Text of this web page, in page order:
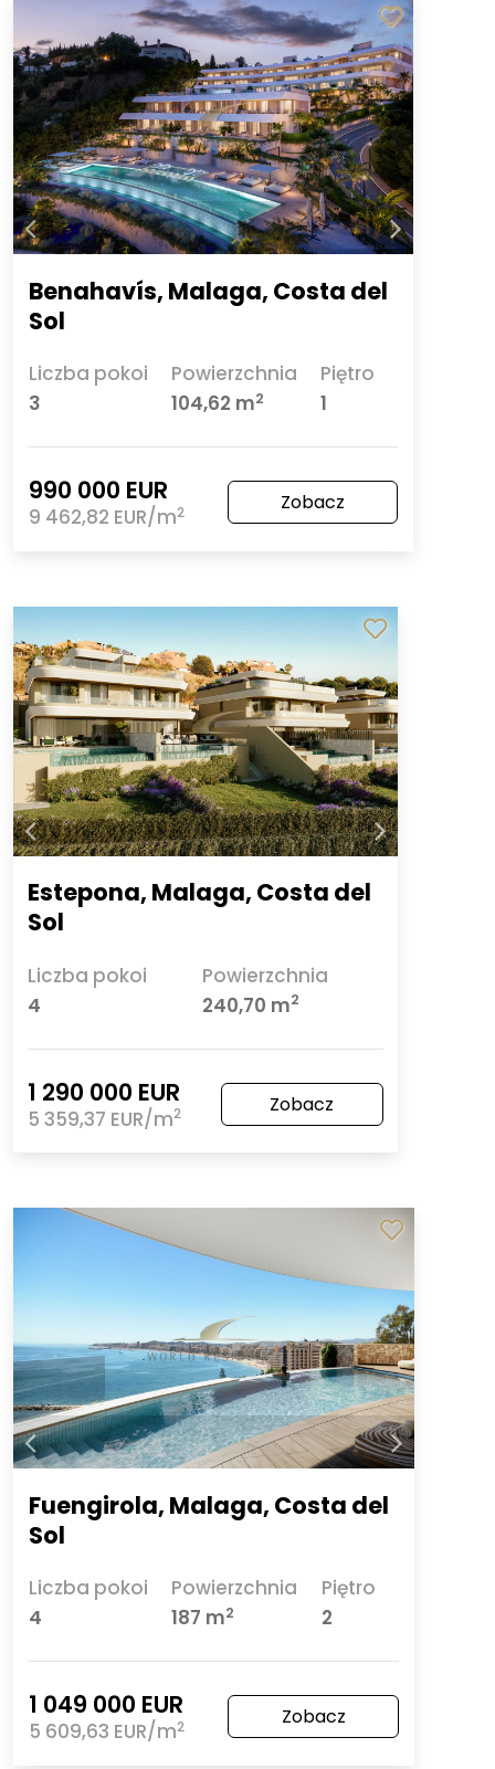
Benahavís, Malaga, Costa del
Sol
Liczba pokoi
3
Powierzchnia
104,62 m2
Piętro
1
990 000 EUR
9 462,82 EUR/m2 Zobacz
Estepona, Malaga, Costa del
Sol
Liczba pokoi
4
Powierzchnia
240,70 m2
1 290 000 EUR
5 359,37 EUR/m2 Zobacz
Fuengirola, Malaga, Costa del
Sol
Liczba pokoi
4
Powierzchnia
187 m2
Piętro
2
1 049 000 EUR
5 609,63 EUR/m2 Zobacz